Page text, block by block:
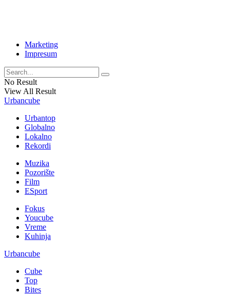
Marketing
Impresum
No Result
View All Result
Urbancube
Urbantop
Globalno
Lokalno
Rekordi
Muzika
Pozorište
Film
ESport
Fokus
Youcube
Vreme
Kuhinja
Urbancube
Cube
Top
Bites